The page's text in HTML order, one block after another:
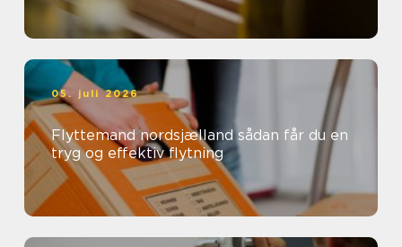
05. juli 2026
Flyttemand nordsjælland sådan får du en
tryg og effektiv flytning